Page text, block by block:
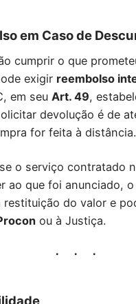
em Caso de
cumprir o que
exigir reembolso
em seu Art. 49,
devolução é de
for feita à distância.
o serviço contratado
ao que foi anunciado,
restituição do valor e
ou à Justiça.